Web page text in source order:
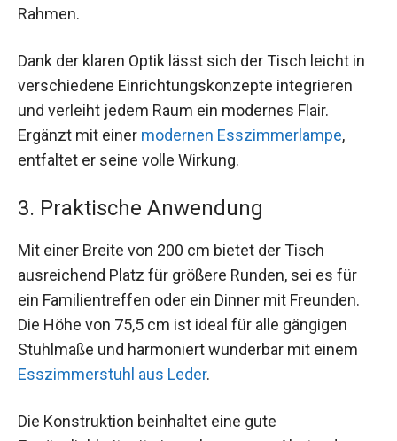
Rahmen.
Dank der klaren Optik lässt sich der Tisch leicht in
verschiedene Einrichtungskonzepte integrieren
und verleiht jedem Raum ein modernes Flair.
Ergänzt mit einer modernen Esszimmerlampe,
entfaltet er seine volle Wirkung.
3. Praktische Anwendung
Mit einer Breite von 200 cm bietet der Tisch
ausreichend Platz für größere Runden, sei es für
ein Familientreffen oder ein Dinner mit Freunden.
Die Höhe von 75,5 cm ist ideal für alle gängigen
Stuhlmaße und harmoniert wunderbar mit einem
Esszimmerstuhl aus Leder.
Die Konstruktion beinhaltet eine gute